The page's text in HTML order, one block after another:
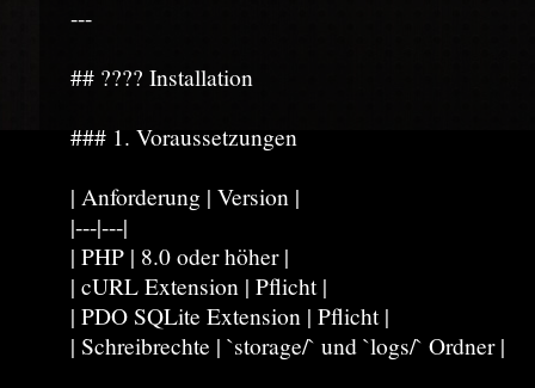
---
## ???? Installation
### 1. Voraussetzungen
| Anforderung | Version |
|---|---|
| PHP | 8.0 oder höher |
| cURL Extension | Pflicht |
| PDO SQLite Extension | Pflicht |
| Schreibrechte | `storage/` und `logs/` Ordner |